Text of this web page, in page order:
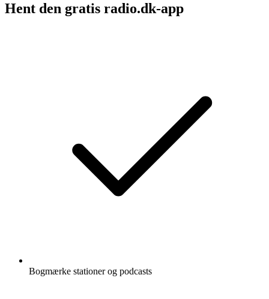
Hent den gratis radio.dk-app
Bogmærke stationer og podcasts